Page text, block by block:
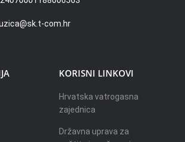
com.hr
KORISNI LINKOVI
Hrvatska vatrogasna
zajednica
Državna uprava za